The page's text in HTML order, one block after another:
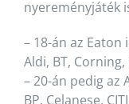
nyereményjáték
– 18-án az
Aldi, BT,
– 20-án pedig az
BP, Celanese,